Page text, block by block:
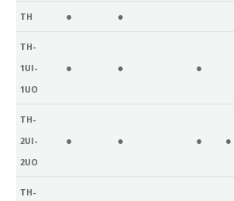
TH ● ●
TH-
1UI-
1UO
● ● ●
TH-
2UI-
2UO
● ● ● ●
TH-